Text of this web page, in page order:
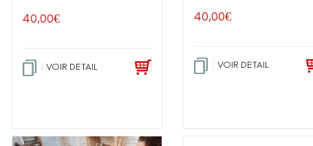
40,00€
VOIR DETAIL
40,00€
VOIR DETAIL